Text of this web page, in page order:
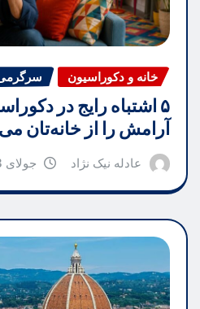
خانه و دکوراسیون
۵ اشتباه رایج در
آرامش را از خانه‌تان
عادله نیک نژاد جولای 23, 2026